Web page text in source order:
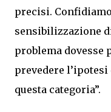
precisi.
sensibilizzazione
problema dovesse
prevedere
questa categoria”.